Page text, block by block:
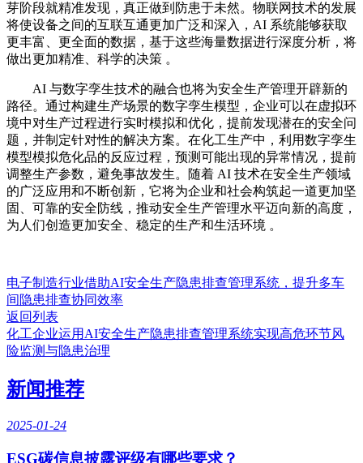
芽阶段就精准发现，真正做到防患于未然。物联网技术的发展
将使设备之间的互联互通更加广泛和深入，AI 系统能够获取
更丰富、更全面的数据，基于这些海量数据进行深度分析，将
做出更加精准、科学的决策 。
AI 与数字孪生技术的融合也将为安全生产管理开辟新的
路径。通过构建生产场景的数字孪生模型，企业可以在虚拟环
境中对生产过程进行实时模拟和优化，提前发现潜在的安全问
题，并制定针对性的解决方案。在化工生产中，利用数字孪生
模型模拟危化品的反应过程，预测可能出现的异常情况，提前
调整生产参数，避免事故发生。随着 AI 技术在安全生产领域
的广泛应用和不断创新，它将为企业和社会构筑起一道更加坚
固、可靠的安全防线，推动安全生产管理水平迈向新的高度，
为人们创造更加安全、稳定的生产和生活环境 。
电子制造行业借助AI安全生产隐患排查管理系统，提升多车
间隐患排查协同效率
返回列表
化工企业运用AI安全生产隐患排查管理系统实现高危环节风
险监测与隐患治理
新闻推荐
2025-01-24
ESG碳信息披露评级有哪些要求？